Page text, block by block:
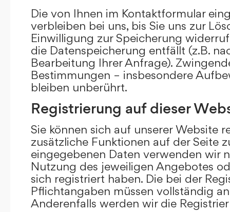
Die von Ihnen im Kontaktformular
verbleiben bei uns, bis Sie uns zur
Einwilligung zur Speicherung
die Datenspeicherung entfällt (z.B.
Bearbeitung Ihrer Anfrage).
Bestimmungen – insbesondere
bleiben unberührt.
Registrierung auf dieser
Sie können sich auf unserer Website
zusätzliche Funktionen auf der Seite
eingegebenen Daten verwenden wir
Nutzung des jeweiligen Angebotes
sich registriert haben. Die bei der
Pflichtangaben müssen vollständig
Anderenfalls werden wir die